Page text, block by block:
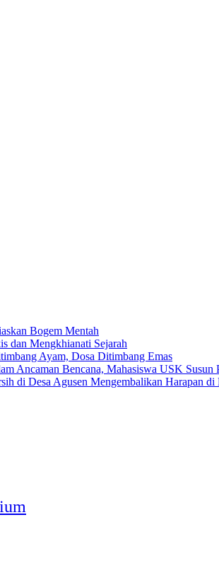
Bogem Mentah
dan Mengkhianati Sejarah
Ayam, Dosa Ditimbang Emas
Ancaman Bencana, Mahasiswa USK
Mengembalikan Harapan